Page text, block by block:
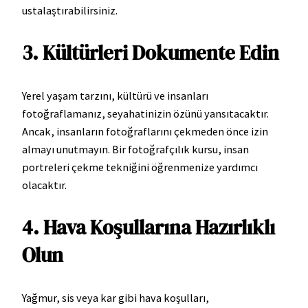
ustalaştırabilirsiniz.
3. Kültürleri Dokumente Edin
Yerel yaşam tarzını, kültürü ve insanları
fotoğraflamanız, seyahatinizin özünü yansıtacaktır.
Ancak, insanların fotoğraflarını çekmeden önce izin
almayı unutmayın. Bir fotoğrafçılık kursu, insan
portreleri çekme tekniğini öğrenmenize yardımcı
olacaktır.
4. Hava Koşullarına Hazırlıklı
Olun
Yağmur, sis veya kar gibi hava koşulları,